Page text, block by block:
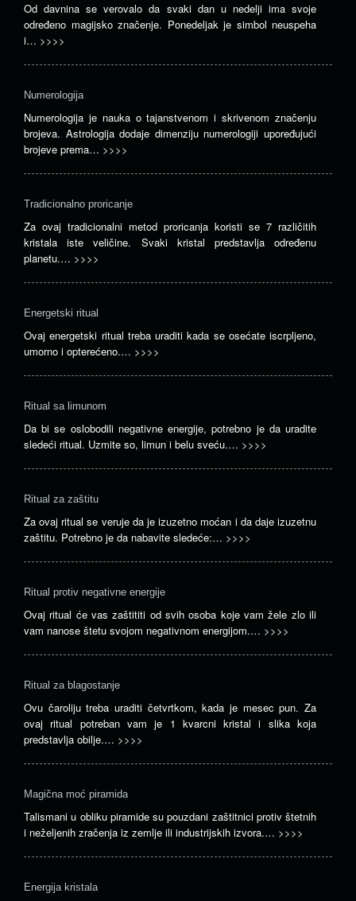
Od davnina se verovalo da svaki dan u nedelji ima svoje
određeno magijsko značenje. Ponedeljak je simbol neuspeha
i… >>>>
Numerologija
Numerologija je nauka o tajanstvenom i skrivenom značenju
brojeva. Astrologija dodaje dimenziju numerologiji upoređujući
brojeve prema… >>>>
Tradicionalno proricanje
Za ovaj tradicionalni metod proricanja koristi se 7 različitih
kristala iste veličine. Svaki kristal predstavlja određenu
planetu.… >>>>
Energetski ritual
Ovaj energetski ritual treba uraditi kada se osećate iscrpljeno,
umorno i opterećeno.… >>>>
Ritual sa limunom
Da bi se oslobodili negativne energije, potrebno je da uradite
sledeći ritual. Uzmite so, limun i belu sveću.… >>>>
Ritual za zaštitu
Za ovaj ritual se veruje da je izuzetno moćan i da daje izuzetnu
zaštitu. Potrebno je da nabavite sledeće:… >>>>
Ritual protiv negativne energije
Ovaj ritual će vas zaštititi od svih osoba koje vam žele zlo ili
vam nanose štetu svojom negativnom energijom.… >>>>
Ritual za blagostanje
Ovu čaroliju treba uraditi četvrtkom, kada je mesec pun. Za
ovaj ritual potreban vam je 1 kvarcni kristal i slika koja
predstavlja obilje.… >>>>
Magična moć piramida
Talismani u obliku piramide su pouzdani zaštitnici protiv štetnih
i neželjenih zračenja iz zemlje ili industrijskih izvora.… >>>>
Energija kristala